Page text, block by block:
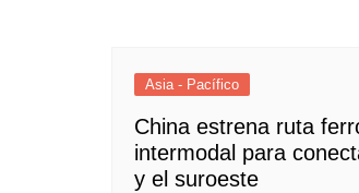
Asia - Pacífico
China estrena ruta
intermodal para
y el suroeste